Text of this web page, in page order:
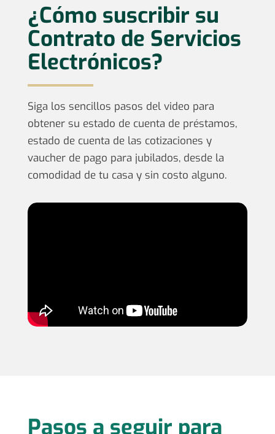
¿Cómo suscribir su
Contrato de Servicios
Electrónicos?
Siga los sencillos pasos del video para
obtener su estado de cuenta de préstamos,
estado de cuenta de las cotizaciones y
vaucher de pago para jubilados, desde la
comodidad de tu casa y sin costo alguno.
Pasos a seguir para